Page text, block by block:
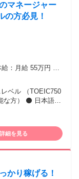
マネージャー
の方必見！
：月給 55万円 〜
に一律で支払われ
円ほどになりま
定残業時間は5時
) ■22:00以降深夜
お給与に
ります。 ■入社日が
日割り計算され
ベル （TOEIC750
な方） ⚫ 日本語ス
基本操作ができ
ープルマネジメン
⚫ PDCAサイクル
験をお持ちの方
詳細を見る
かり稼げる！